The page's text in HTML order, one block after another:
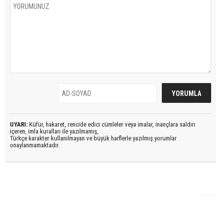
UYARI: Küfür, hakaret, rencide edici cümleler veya imalar, inançlara saldırı
içeren, imla kuralları ile yazılmamış,
Türkçe karakter kullanılmayan ve büyük harflerle yazılmış yorumlar
onaylanmamaktadır.